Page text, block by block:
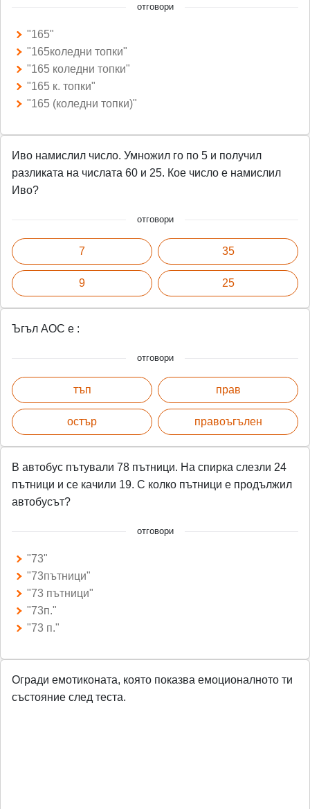
отговори
"165"
"165коледни топки"
"165 коледни топки"
"165 к. топки"
"165 (коледни топки)"
Иво намислил число. Умножил го по 5 и получил
разликата на числата 60 и 25. Кое число е намислил
Иво?
отговори
7
9
35
25
Ъгъл АОС е :
отговори
тъп
остър
прав
правоъгълен
В автобус пътували 78 пътници. На спирка слезли 24
пътници и се качили 19. С колко пътници е продължил
автобусът?
отговори
"73"
"73пътници"
"73 пътници"
"73п."
"73 п."
Огради емотиконата, която показва емоционалното ти
състояние след теста.